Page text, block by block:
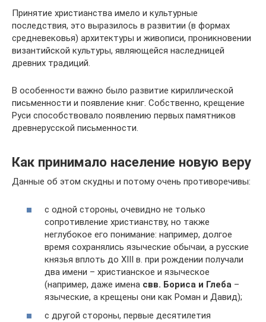
Принятие христианства имело и культурные
последствия, это выразилось в развитии (в формах
средневековья) архитектуры и живописи, проникновении
византийской культуры, являющейся наследницей
древних традиций.
В особенности важно было развитие кириллической
письменности и появление книг. Собственно, крещение
Руси способствовало появлению первых памятников
древнерусской письменности.
Как принимало население новую веру
Данные об этом скудны и потому очень противоречивы:
с одной стороны, очевидно не только
сопротивление христианству, но также
неглубокое его понимание: например, долгое
время сохранялись языческие обычаи, а русские
князья вплоть до XIII в. при рождении получали
два имени – христианское и языческое
(например, даже имена свв. Бориса и Глеба –
языческие, а крещены они как Роман и Давид);
с другой стороны, первые десятилетия